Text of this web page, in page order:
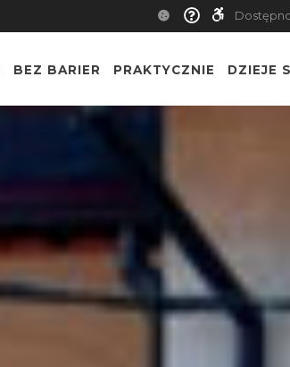
BEZ BARIER PRAKTYCZNIE DZIEJE